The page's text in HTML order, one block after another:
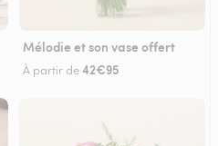
Mélodie et son vase offert
À partir de42€95